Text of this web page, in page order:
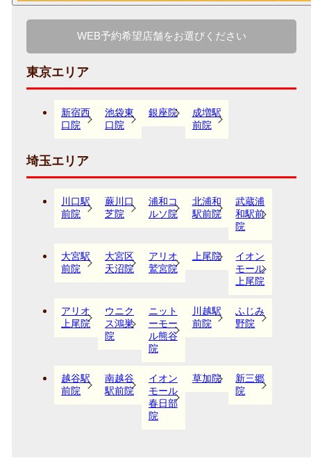
WEB予約希望店舗をお選びください
東京エリア
新宿西
口院
池袋東
口院
銀座院
成増駅
前院
埼玉エリア
川口駅
前院
蕨川口
芝院
浦和コ
ルソ院
北浦和
駅前院
武蔵浦
和駅前
院
大宮駅
前院
大宮区
天沼院
アリオ
鷲宮院
上尾院
イオン
モール
上尾院
アリオ
上尾院
ウニク
ス鴻巣
院
ニット
ーモー
ル熊谷
院
川越駅
前院
ふじみ
野院
越谷駅
前院
南越谷
駅前院
イオン
モール
春日部
院
草加院
新三郷
院